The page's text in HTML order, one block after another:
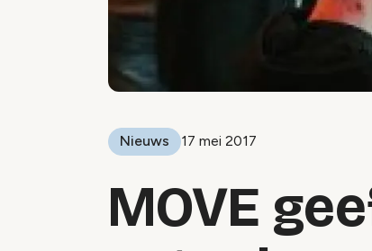
Nieuws 17 mei 2017
MOVE